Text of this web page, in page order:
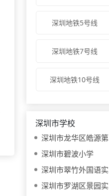
深圳地铁5号线
深圳地铁7号线
深圳地铁10号线
深圳市学校
深圳市龙华区皓源第九幼儿园
深圳市碧波小学
深圳市翠竹外国语实验学校
深圳市罗湖区景园实验小学